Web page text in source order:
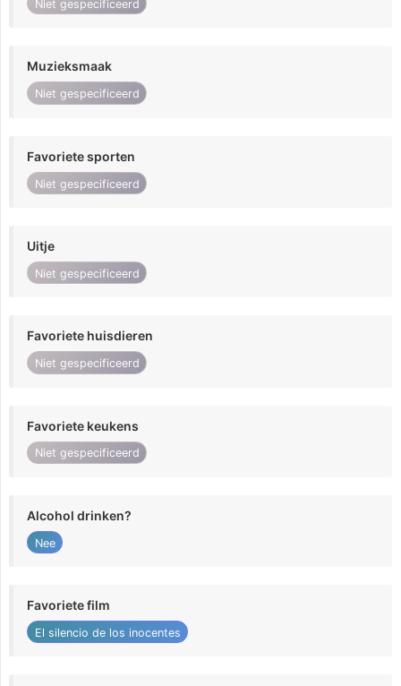
Niet gespecificeerd
Muzieksmaak
Niet gespecificeerd
Favoriete sporten
Niet gespecificeerd
Uitje
Niet gespecificeerd
Favoriete huisdieren
Niet gespecificeerd
Favoriete keukens
Niet gespecificeerd
Alcohol drinken?
Nee
Favoriete film
El silencio de los inocentes